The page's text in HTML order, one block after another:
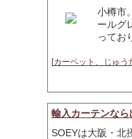
小樽市
ールグ
ってお
[カーペット、じゅう
輸入カーテンな
SOEYは大阪・北